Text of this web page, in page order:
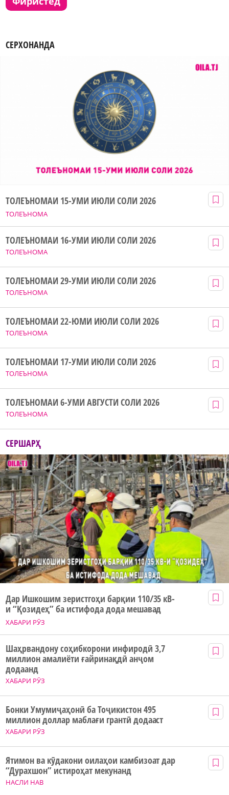
СЕРХОНАНДА
ТОЛЕЪНОМА
ТОЛЕЪНОМАИ 15-УМИ ИЮЛИ СОЛИ 2026
ТОЛЕЪНОМА
ТОЛЕЪНОМАИ 16-УМИ ИЮЛИ СОЛИ 2026
ТОЛЕЪНОМА
ТОЛЕЪНОМАИ 29-УМИ ИЮЛИ СОЛИ 2026
ТОЛЕЪНОМА
ТОЛЕЪНОМАИ 22-ЮМИ ИЮЛИ СОЛИ 2026
ТОЛЕЪНОМА
ТОЛЕЪНОМАИ 17-УМИ ИЮЛИ СОЛИ 2026
ТОЛЕЪНОМА
ТОЛЕЪНОМАИ 6-УМИ АВГУСТИ СОЛИ 2026
СЕРШАРҲ
ХАБАРИ РӮЗ
Дар Ишкошим зеристгоҳи барқии 110/35 кВ-
и “Қозидеҳ” ба истифода дода мешавад
ХАБАРИ РӮЗ
Шаҳрвандону соҳибкорони инфиродӣ 3,7
миллион амалиёти ғайринақдӣ анҷом
додаанд
ХАБАРИ РӮЗ
Бонки Умумиҷаҳонӣ ба Тоҷикистон 495
миллион доллар маблағи грантӣ додааст
НАСЛИ НАВ
Ятимон ва кӯдакони оилаҳои камбизоат дар
“Дурахшон” истироҳат мекунанд